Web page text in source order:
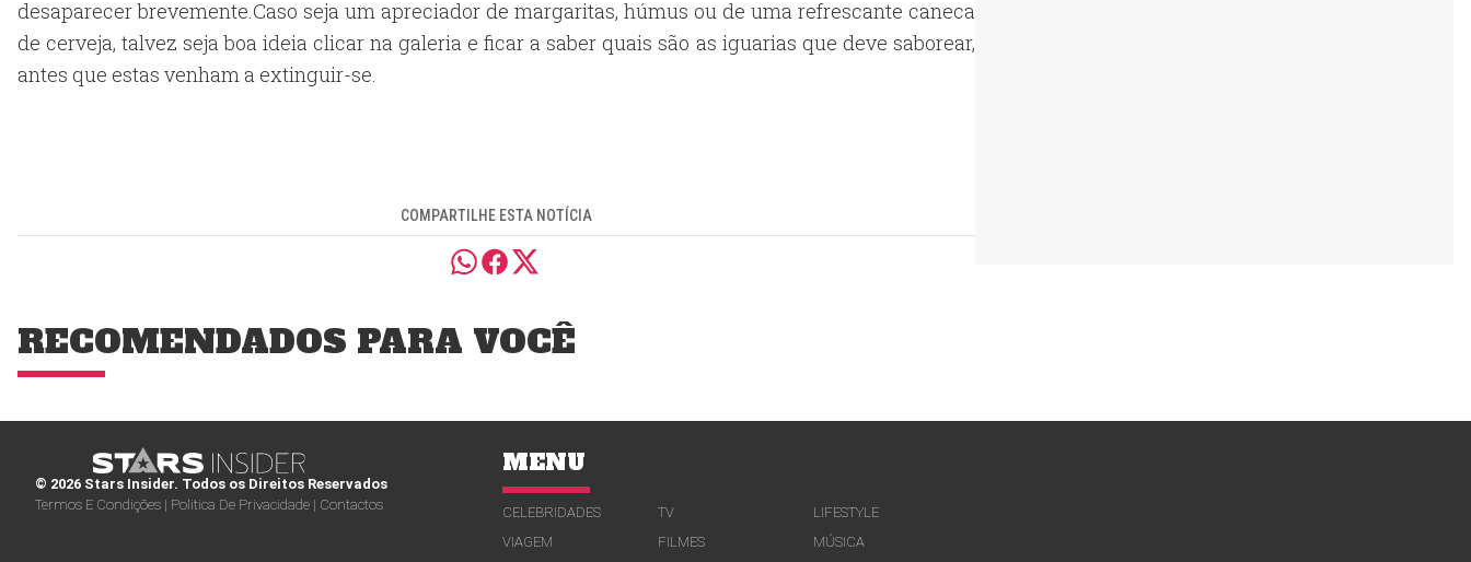
desaparecer brevemente.Caso seja um apreciador de margaritas, húmus ou de uma refrescante caneca
de cerveja, talvez seja boa ideia clicar na galeria e ficar a saber quais são as iguarias que deve saborear,
antes que estas venham a extinguir-se.
COMPARTILHE ESTA NOTÍCIA
RECOMENDADOS PARA VOCÊ
© 2026 Stars Insider. Todos os Direitos Reservados
Termos E Condições | Politica De Privacidade | Contactos
MENU
CELEBRIDADES TV
LIFESTYLE
VIAGEM
FILMES MÚSICA